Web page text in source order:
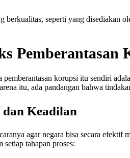
berkualitas, seperti yang disediakan
Pemberantasan
korupsi itu sendiri
itu, ada pandangan bahwa
Keadilan
agar negara bisa secara efektif
tahapan proses: